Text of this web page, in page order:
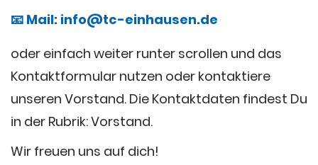
📧 Mail: info@tc-einhausen.de
oder einfach weiter runter scrollen und das
Kontaktformular nutzen oder kontaktiere
unseren Vorstand. Die Kontaktdaten findest Du
in der Rubrik: Vorstand.
Wir freuen uns auf dich!